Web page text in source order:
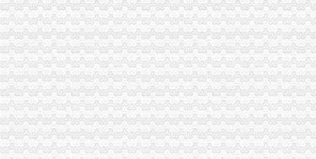
【南京下关区税务登记|税务登记证办理|代理税务登记】-南京赶集网
石井坡
重庆沙坪坝石井坡化妆学校排名重庆新时代学校S新闻头条-齐齐哈尔
沙坪坝石井坡：取缔违建猪场百姓拍手称好-今日重庆-华龙网
重庆市沙坪坝区石井坡小学排名合理吗？-我要搜学网
【重庆石井坡金牌月嫂】优质重庆石井坡金牌月嫂服务_58到家月嫂
【图】石井坡城铁站商务酒店_石井坡城铁站商务酒店网上预订-途家网
曾家办税务登记证
我想办税务登记证,我是摊位,可以吗-110网免费法律咨询
税务登记_税务登记证办理_税务登记证年检_税务登记证注销_一品威客
领完营业执照后,怎么去办税务登记证？_搜狐财经_搜狐网